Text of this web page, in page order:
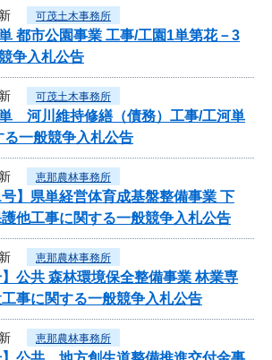
可茂土木事務所
都市公園事業 工事/工園1単第花－3
争入札公告
可茂土木事務所
単 河川維持修繕（債務）工事/工河単
一般競争入札公告
恵那農林事務所
号】県単経営体育成基盤整備事業 下
他工事に関する一般競争入札公告
恵那農林事務所
】公共 森林環境保全整備事業 林業専
事に関する一般競争入札公告
恵那農林事務所